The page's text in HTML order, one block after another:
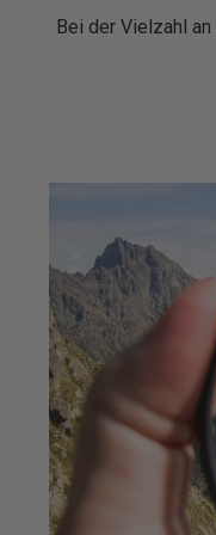
Bei der Vielzahl